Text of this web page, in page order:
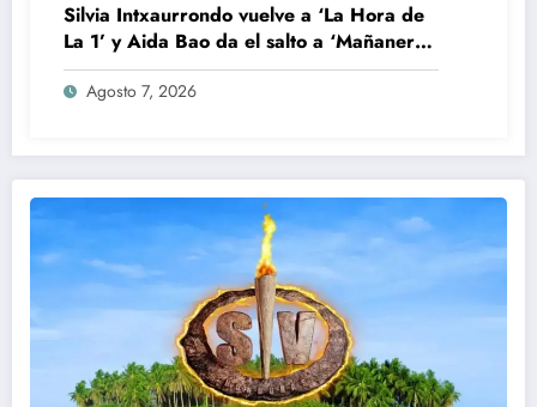
Silvia Intxaurrondo vuelve a ‘La Hora de
La 1’ y Aida Bao da el salto a ‘Mañaneros
360’
Agosto 7, 2026